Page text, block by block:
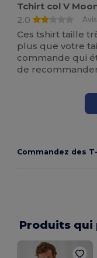
Tchirt col V
2.0
Ces tshirt taille
plus que votre
commande qui
de
Commandez des
Produits qui